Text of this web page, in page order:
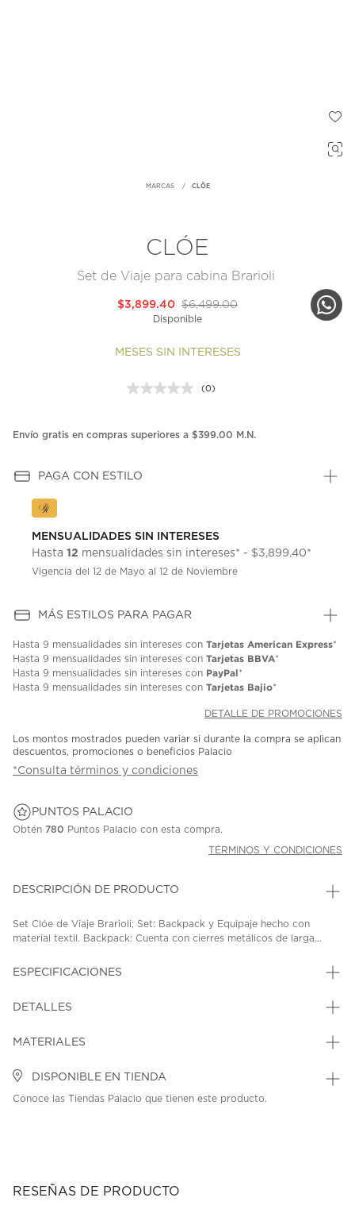
MARCAS CLŌE
CLÓE
Set de Viaje para cabina Brarioli
$6,499.00
$3,899.40
Disponible
MESES SIN INTERESES
Sin
en
(0)
Envío gratis en compras superiores a $399.00 M.N.
PAGA CON ESTILO
MENSUALIDADES SIN INTERESES
Hasta 12 mensualidades sin intereses* - $3,899.40*
Vigencia del 12 de Mayo al 12 de Noviembre
MÁS ESTILOS PARA PAGAR
Hasta 9 mensualidades sin intereses con Tarjetas American Express*
Hasta 9 mensualidades sin intereses con Tarjetas BBVA*
Hasta 9 mensualidades sin intereses con PayPal*
Hasta 9 mensualidades sin intereses con Tarjetas Bajio*
DETALLE DE PROMOCIONES
Los montos mostrados pueden variar si durante la compra se aplican
descuentos, promociones o beneficios Palacio
*Consulta términos y condiciones
PUNTOS PALACIO
Obtén 780 Puntos Palacio con esta compra.
TÉRMINOS Y CONDICIONES
DESCRIPCIÓN DE PRODUCTO
Set Clóe de Viaje Brarioli; Set: Backpack y Equipaje hecho con
material textil. Backpack: Cuenta con cierres metálicos de larga...
ESPECIFICACIONES
DETALLES
MATERIALES
DISPONIBLE EN TIENDA
Conoce las Tiendas Palacio que tienen este producto.
RESEÑAS DE PRODUCTO